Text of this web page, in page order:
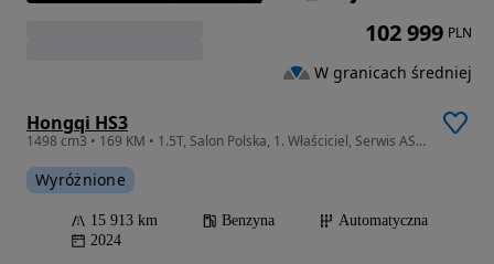
Hongqi HS3
1498 cm3 • 169 KM • 1.5T, Salon Polska, 1. Właściciel, Serwis ASO, Automat, VAT 23%,
Wyróżnione
15 913 km Benzyna
Automatyczna
2024
102 999 PLN
W granicach średniej